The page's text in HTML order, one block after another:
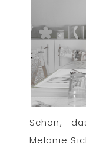
Schön,
Melanie